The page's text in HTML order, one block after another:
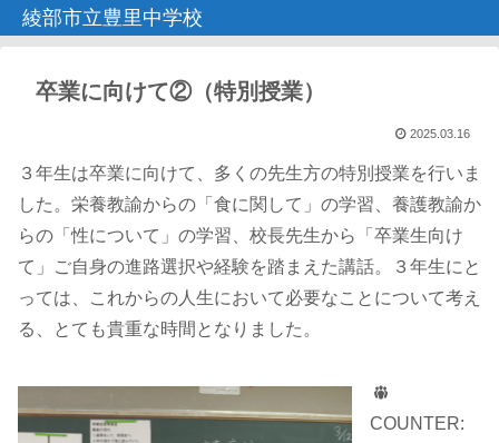
綾部市立豊里中学校
卒業に向けて②（特別授業）
2025.03.16
３年生は卒業に向けて、多くの先生方の特別授業を行いま
した。栄養教諭からの「食に関して」の学習、養護教諭か
らの「性について」の学習、校長先生から「卒業生向け
て」ご自身の進路選択や経験を踏まえた講話。３年生にと
っては、これからの人生において必要なことについて考え
る、とても貴重な時間となりました。
COUNTER: